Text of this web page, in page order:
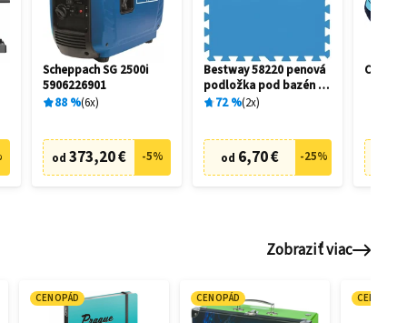
Scheppach SG 2500i
5906226901
88 % 6x
od 373,20 € -5%
Bestway 58220 penová
podložka pod bazén 50
x 50 cm (9 ks)
72% 2x
od 6,70 € -25%
Crivit
Zobraziť viac
CENOPÁD CENOPÁD CENOPÁD